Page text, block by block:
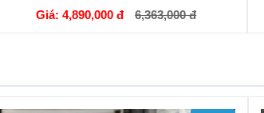
Giá: 4,890,000 đ 6,363,000 đ
GIỎ HÀNG